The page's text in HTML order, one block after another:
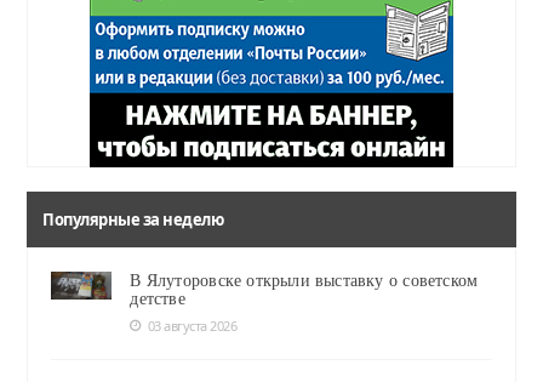
Популярные за неделю
В Ялуторовске открыли выставку о советском
детстве
03 августа 2026